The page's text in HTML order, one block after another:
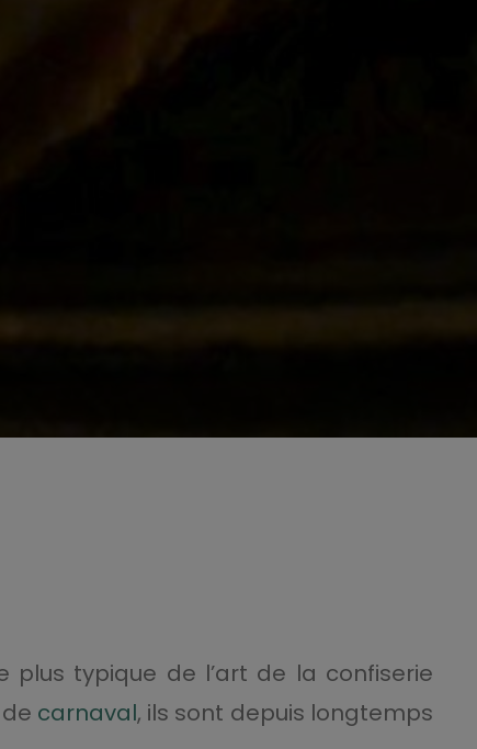
typique de l’art de la confiserie
carnaval, ils sont depuis longtemps